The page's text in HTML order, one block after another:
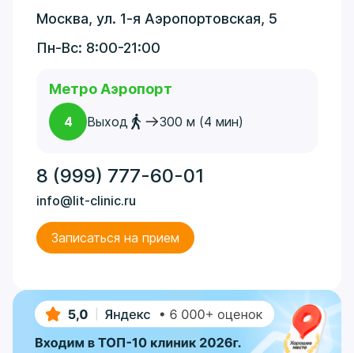
Москва, ул. 1-я Аэропортовская, 5
Пн-Вс: 8:00-21:00
Метро Аэропорт
4 Выход 300 м (4 мин)
8 (999) 777-60-01
info@lit-clinic.ru
Записаться на прием